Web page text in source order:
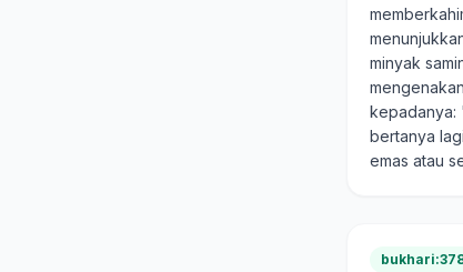
minyak
kepadanya:
bertanya
emas atau